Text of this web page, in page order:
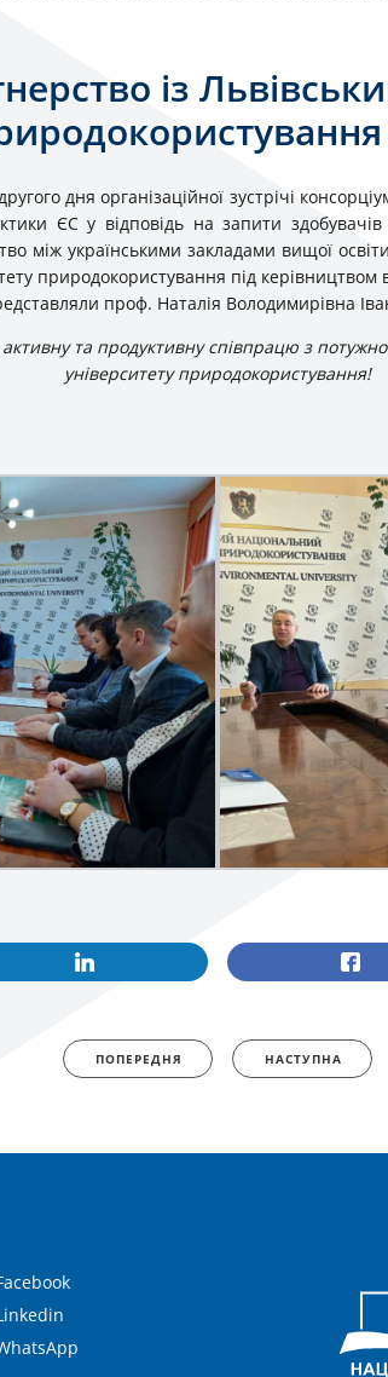
із
дня організаційної зустрічі
ЄС у відповідь на запити
між українськими закладами вищої
природокористування під
проф. Наталія Володимирівна
та продуктивну співпрацю з
університету природокористування!
ПОПЕРЕДНЯ НАСТУПНА